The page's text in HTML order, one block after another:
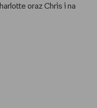
oraz Chris i na